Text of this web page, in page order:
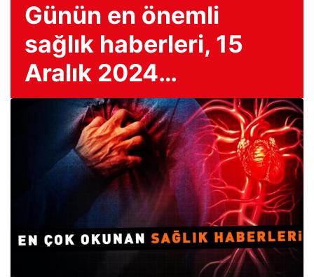
Günün en önemli
sağlık haberleri, 15
Aralık 2024…